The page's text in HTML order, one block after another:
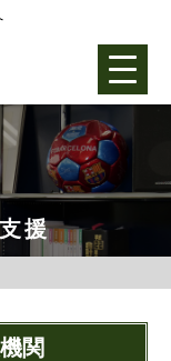
援
関